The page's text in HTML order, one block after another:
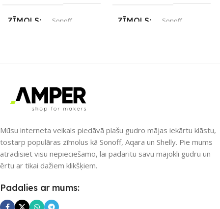
ZĪMOLS Sonoff
UZREIZ PIEEJAMAIS
2
ZĪMOLS Sonoff
UZREIZ PIEEJAMAIS
SKAITS
Mūsu interneta veikals piedāvā plašu gudro mājas iekārtu klāstu,
tostarp populāras zīmolus kā Sonoff, Aqara un Shelly. Pie mums
atradīsiet visu nepieciešamo, lai padarītu savu mājokli gudru un
ērtu ar tikai dažiem klikšķiem.
Padalies ar mums: